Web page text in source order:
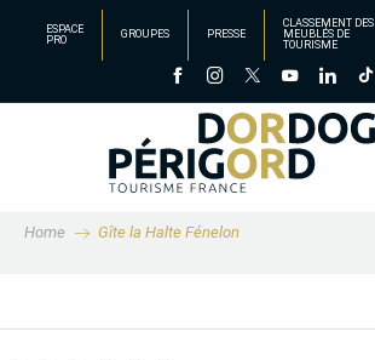
principal
ESPACE
PRO
GROUPES PRESSE
CLASSEMENT DES
MEUBLÉS DE
TOURISME
Home Gîte la Halte Fénelon